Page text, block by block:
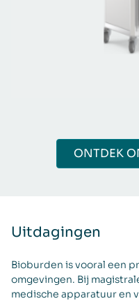
ONTDEK
Uitdagingen
Bioburden is vooral een
omgevingen. Bij
medische apparatuur en